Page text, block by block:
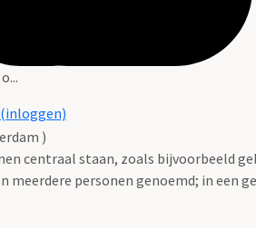
)
centraal staan, zoals bijvoorbeeld
meerdere personen genoemd; in een